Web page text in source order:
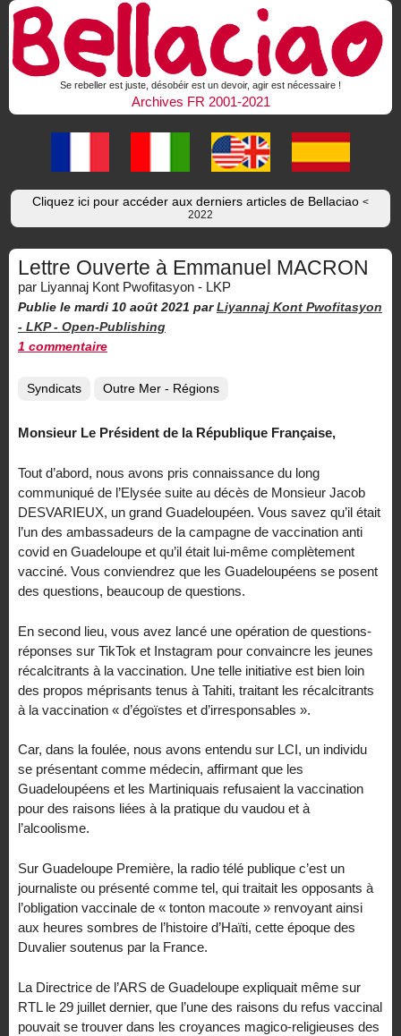
Se rebeller est juste, désobéir est un devoir, agir est nécessaire !
Archives FR 2001-2021
Cliquez ici pour accéder aux derniers articles de Bellaciao <
2022
Lettre Ouverte à Emmanuel MACRON
par Liyannaj Kont Pwofitasyon - LKP
Publie le mardi 10 août 2021 par Liyannaj Kont Pwofitasyon
- LKP - Open-Publishing
1 commentaire
Syndicats Outre Mer - Régions
Monsieur Le Président de la République Française,
Tout d’abord, nous avons pris connaissance du long
communiqué de l’Elysée suite au décès de Monsieur Jacob
DESVARIEUX, un grand Guadeloupéen. Vous savez qu’il était
l’un des ambassadeurs de la campagne de vaccination anti
covid en Guadeloupe et qu’il était lui-même complètement
vacciné. Vous conviendrez que les Guadeloupéens se posent
des questions, beaucoup de questions.
En second lieu, vous avez lancé une opération de questions-
réponses sur TikTok et Instagram pour convaincre les jeunes
récalcitrants à la vaccination. Une telle initiative est bien loin
des propos méprisants tenus à Tahiti, traitant les récalcitrants
à la vaccination « d’égoïstes et d’irresponsables ».
Car, dans la foulée, nous avons entendu sur LCI, un individu
se présentant comme médecin, affirmant que les
Guadeloupéens et les Martiniquais refusaient la vaccination
pour des raisons liées à la pratique du vaudou et à
l’alcoolisme.
Sur Guadeloupe Première, la radio télé publique c’est un
journaliste ou présenté comme tel, qui traitait les opposants à
l’obligation vaccinale de « tonton macoute » renvoyant ainsi
aux heures sombres de l’histoire d’Haïti, cette époque des
Duvalier soutenus par la France.
La Directrice de l’ARS de Guadeloupe expliquait même sur
RTL le 29 juillet dernier, que l’une des raisons du refus vaccinal
pouvait se trouver dans les croyances magico-religieuses des